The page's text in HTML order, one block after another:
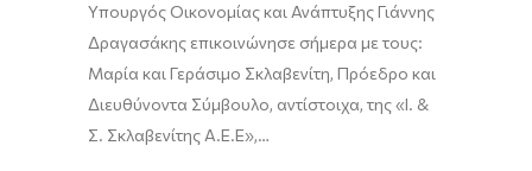
Υπουργός Οικονομίας και Ανάπτυξης Γιάννης
Δραγασάκης επικοινώνησε σήμερα με τους:
Μαρία και Γεράσιμο Σκλαβενίτη, Πρόεδρο και
Διευθύνοντα Σύμβουλο, αντίστοιχα, της «Ι. &
Σ. Σκλαβενίτης Α.Ε.Ε»,…